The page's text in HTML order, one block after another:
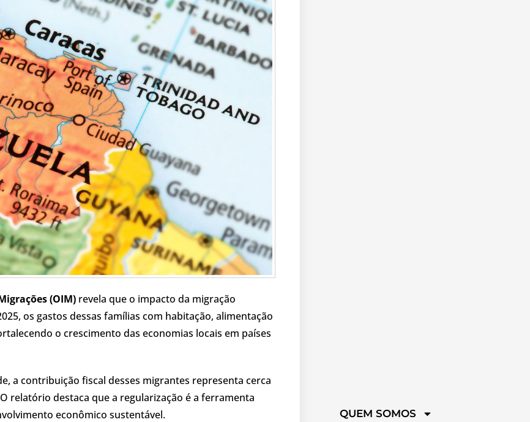
(OIM) revela que o impacto da migração
os gastos dessas famílias com habitação, alimentação
o crescimento das economias locais em países
a contribuição fiscal desses migrantes representa cerca
relatório destaca que a regularização é a ferramenta
econômico sustentável.
QUEM SOMOS